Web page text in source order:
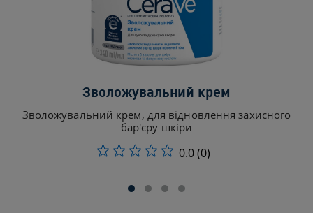
Зволожувальний крем
Зволожувальний крем, для відновлення захисного
бар'єру шкіри
0.0(0)